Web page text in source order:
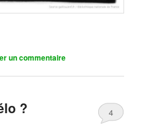
un commentaire
? 4